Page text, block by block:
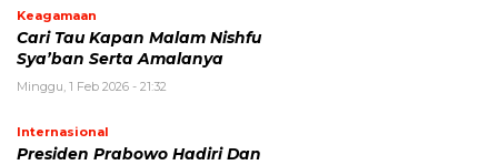
Keagamaan
Cari Tau Kapan Malam Nishfu
Sya’ban Serta Amalanya
Minggu, 1 Feb 2026 - 21:32
Internasional
Presiden Prabowo Hadiri Dan